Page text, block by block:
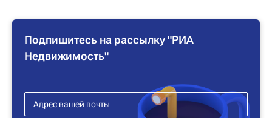
Подпишитесь на рассылку "РИА
Недвижимость"